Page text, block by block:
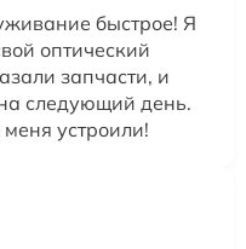
быстрое! Я
оптический
запчасти, и
следующий день.
устроили!